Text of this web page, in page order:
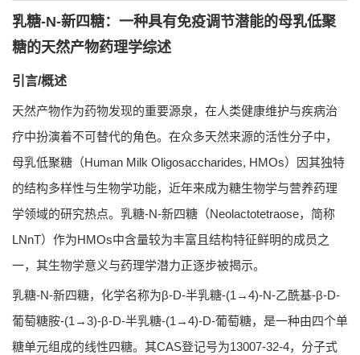
乳糖-N-新四糖：一种具有免疫调节潜能的母乳低聚
糖的天然产物药理学综述
引言/概述
天然产物作为药物发现的重要源泉，在人类健康维护与疾病治
疗中扮演着不可替代的角色。在众多天然来源的活性分子中，
母乳低聚糖（Human Milk Oligosaccharides, HMOs）因其独特
的结构多样性与生物学功能，近年来成为糖生物学与营养药理
学领域的研究热点。乳糖-N-新四糖（Neolactotetraose，简称
LNnT）作为HMOs中含量较为丰富且结构特征鲜明的成员之
一，其生物学意义与药理学潜力正逐步被揭示。
乳糖-N-新四糖，化学名称为β-D-半乳糖-(1→4)-N-乙酰基-β-D-
葡萄糖胺-(1→3)-β-D-半乳糖-(1→4)-D-葡萄糖，是一种由四个单
糖单元组成的线性四糖。其CAS登记号为13007-32-4，分子式